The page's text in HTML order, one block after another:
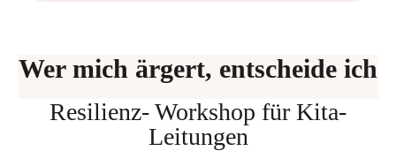
Wer mich ärgert, entscheide ich
Resilienz- Workshop für Kita-
Leitungen